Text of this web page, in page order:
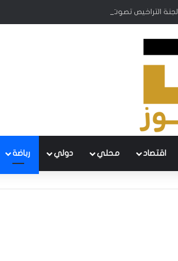
لجنة التراخيص تصوت على ملفات الأندية المتقدمة
اقتصاد محلي دولي رباضة